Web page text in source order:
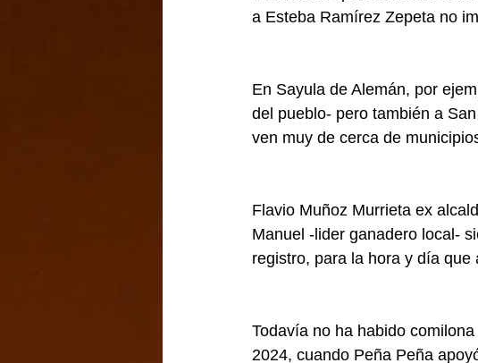
a Esteba Ramírez Zepeta no
En Sayula de Alemán, por
del pueblo- pero también a
ven muy de cerca de
Flavio Muñoz Murrieta ex
Manuel -lider ganadero local-
registro, para la hora y día
Todavía no ha habido
2024, cuando Peña Peña